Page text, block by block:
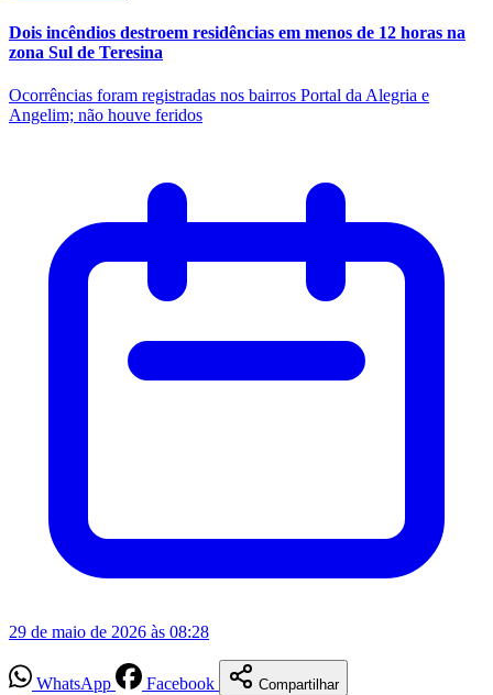
Dois incêndios destroem residências em menos de 12 horas na
zona Sul de Teresina
Ocorrências foram registradas nos bairros Portal da Alegria e
Angelim; não houve feridos
29 de maio de 2026 às 08:28
WhatsApp Facebook Compartilhar